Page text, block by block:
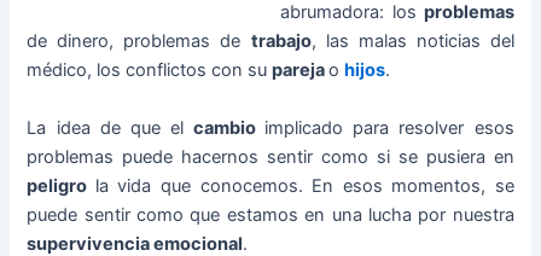
abrumadora: los problemas
de dinero, problemas de trabajo, las malas noticias del
médico, los conflictos con suparejaohijos.
La idea de que elcambio implicado para resolver esos
problemas puede hacernos sentir como si se pusiera en
peligro la vida que conocemos. En esos momentos, se
puede sentir como que estamos en una lucha por nuestra
supervivencia emocional.